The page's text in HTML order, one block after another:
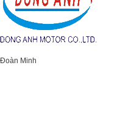
Đoàn Minh